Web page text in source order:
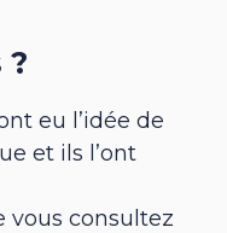
?
eu l’idée de
et ils l’ont
vous consultez